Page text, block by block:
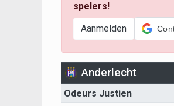
spelers!
Aanmelden
Anderlecht
Odeurs Justien